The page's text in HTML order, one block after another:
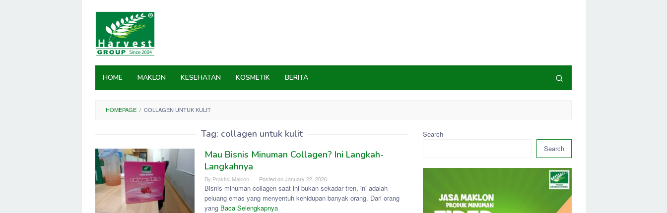
HOME MAKLON KESEHATAN KOSMETIK BERITA
HOMEPAGE / COLLAGEN UNTUK KULIT
Tag: collagen untuk kulit
Mau Bisnis Minuman Collagen? Ini Langkah-
Langkahnya
By Praktisi Maklon Posted onJanuary 22, 2026
Bisnis minuman collagen saat ini bukan sekadar tren, ini adalah
peluang emas yang menyentuh kehidupan banyak orang. Dari orang
yang Baca Selengkapnya
Search
Search